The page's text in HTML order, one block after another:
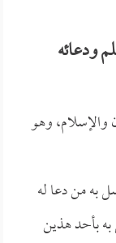
ودعائه
والإسلام، وهو
به من دعا له
بأحد هذين